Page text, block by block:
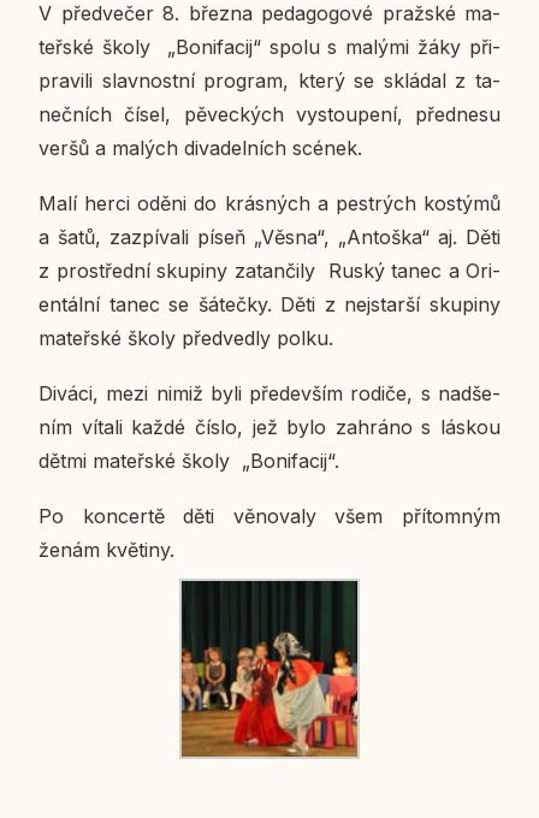
V před­ve­čer 8. března pe­da­go­go­vé praž­ské ma­
teř­ské školy „Bo­ni­fa­cij“ spolu s malými žáky při­
pra­vi­li slav­nost­ní pro­gram, který se sklá­dal z ta­
neč­ních čísel, pě­vec­kých vy­stou­pe­ní, před­ne­su
veršů a malých di­va­del­ních scének.
Malí herci oděni do krás­ných a pes­t­rých kos­tý­mů
a šatů, za­zpí­va­li píseň „Věsna“, „An­to­š­ka“ aj. Děti
z pro­střed­ní sku­pi­ny za­tan­či­ly Ruský tanec a Ori­
en­tál­ní tanec se šá­teč­ky. Děti z nej­star­ší sku­pi­ny
ma­teř­ské školy před­ved­ly polku.
Diváci, mezi nimiž byli pře­de­vším rodiče, s nad­še­
ním vítali každé číslo, jež bylo za­hrá­no s láskou
dětmi ma­teř­ské školy „Bo­ni­fa­cij“.
Po kon­cer­tě děti vě­no­va­ly všem pří­tom­ným
ženám kvě­ti­ny.